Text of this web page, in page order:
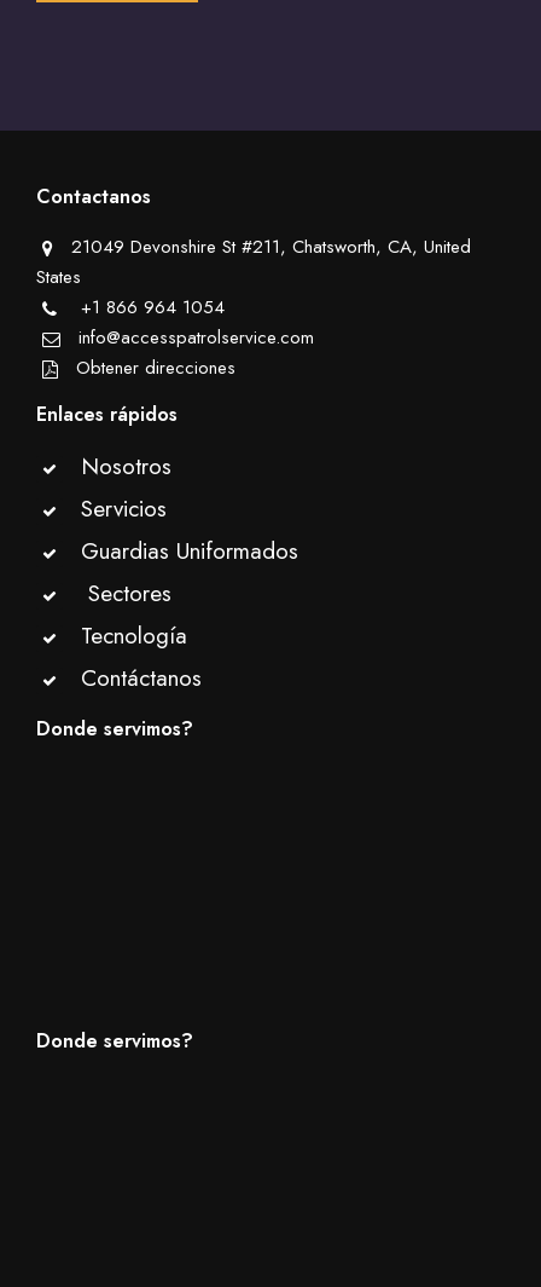
Contactanos
21049 Devonshire St #211, Chatsworth, CA, United
States
+1 866 964 1054
info@accesspatrolservice.com
Obtener direcciones
Enlaces rápidos
Nosotros
Servicios
Guardias Uniformados
Sectores
Tecnología
Contáctanos
Donde servimos?
Donde servimos?